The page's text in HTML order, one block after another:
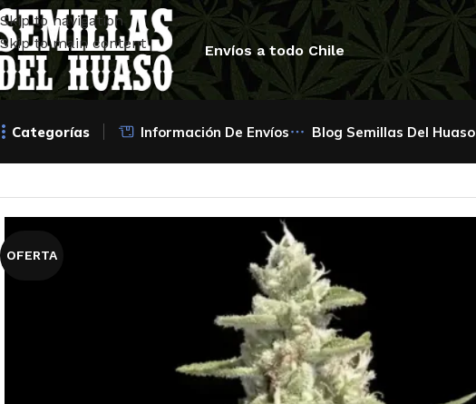
Skip to navigation
Skip to main content
Envíos a todo Chile
Categorías Información De Envíos Blog Semillas Del Huaso
OFERTA